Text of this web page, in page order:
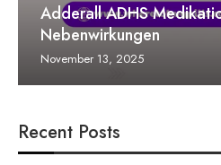
Adderall ADHS
Nebenwirkungen
November 13, 2025
Recent Posts